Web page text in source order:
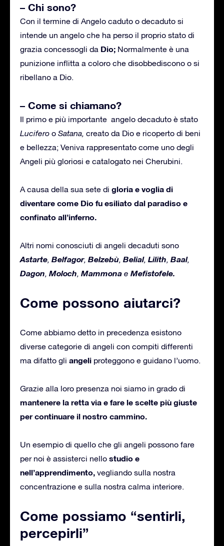
– Chi sono?
Con il termine di Angelo caduto o decaduto si
intende un angelo che ha perso il proprio stato di
grazia concessogli da Dio; Normalmente è una
punizione inflitta a coloro che disobbediscono o si
ribellano a Dio.
– Come si chiamano?
Il primo e più importante angelo decaduto è stato
Lucifero o Satana, creato da Dio e ricoperto di beni
e bellezza; Veniva rappresentato come uno degli
Angeli più gloriosi e catalogato nei Cherubini.
A causa della sua sete di gloria e voglia di
diventare come Dio fu esiliato dal paradiso e
confinato all’inferno.
Altri nomi conosciuti di angeli decaduti sono
Astarte, Belfagor, Belzebù, Belial, Lilith, Baal,
Dagon, Moloch, Mammona e Mefistofele.
Come possono aiutarci?
Come abbiamo detto in precedenza esistono
diverse categorie di angeli con compiti differenti
ma difatto gli angeli proteggono e guidano l’uomo.
Grazie alla loro presenza noi siamo in grado di
mantenere la retta via e fare le scelte più giuste
per continuare il nostro cammino.
Un esempio di quello che gli angeli possono fare
per noi è assisterci nello studio e
nell’apprendimento, vegliando sulla nostra
concentrazione e sulla nostra calma interiore.
Come possiamo “sentirli,
percepirli”